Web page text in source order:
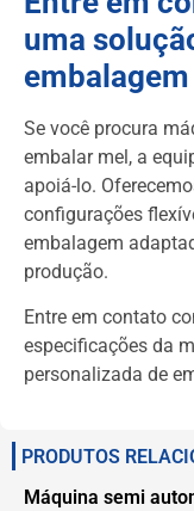
uma
Se você procura
embalar mel, a
apoiá-lo.
configurações
embalagem
produção.
Entre em contato
especificações da
personalizada de
PRODUTOS
Máquina semi